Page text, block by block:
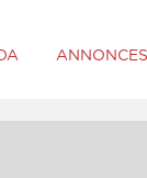
ANNONCES